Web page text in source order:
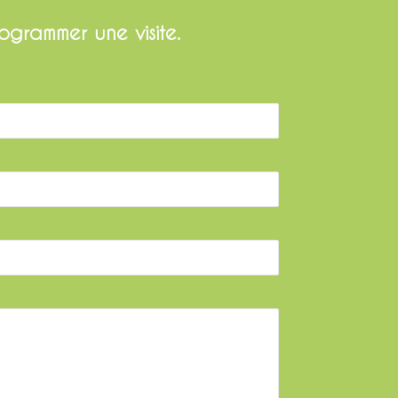
une visite.